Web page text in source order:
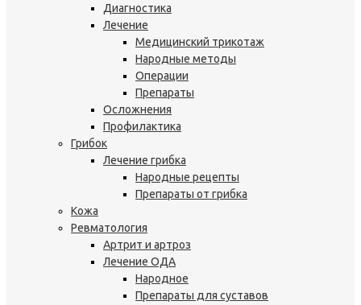
Диагностика
Лечение
Медицинский трикотаж
Народные методы
Операции
Препараты
Осложнения
Профилактика
Грибок
Лечение грибка
Народные рецепты
Препараты от грибка
Кожа
Ревматология
Артрит и артроз
Лечение ОДА
Народное
Препараты для суставов